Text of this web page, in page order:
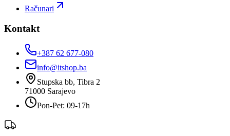
Računari
Kontakt
+387 62 677-080
info@itshop.ba
Stupska bb, Tibra 2
71000 Sarajevo
Pon-Pet: 09-17h